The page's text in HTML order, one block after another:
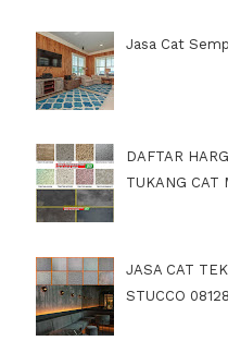
Jasa Cat
DAFTAR
TUKANG CAT
JASA CAT
STUCCO